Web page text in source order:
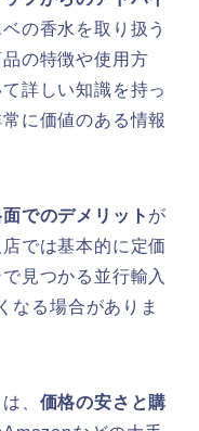
の香水を取り扱う
の特徴や使用方
詳しい知識を持っ
に価値のある情報
でのデメリット が
では基本的に定価
見つかる並行輸入
なる場合がありま
、 価格の安さと購